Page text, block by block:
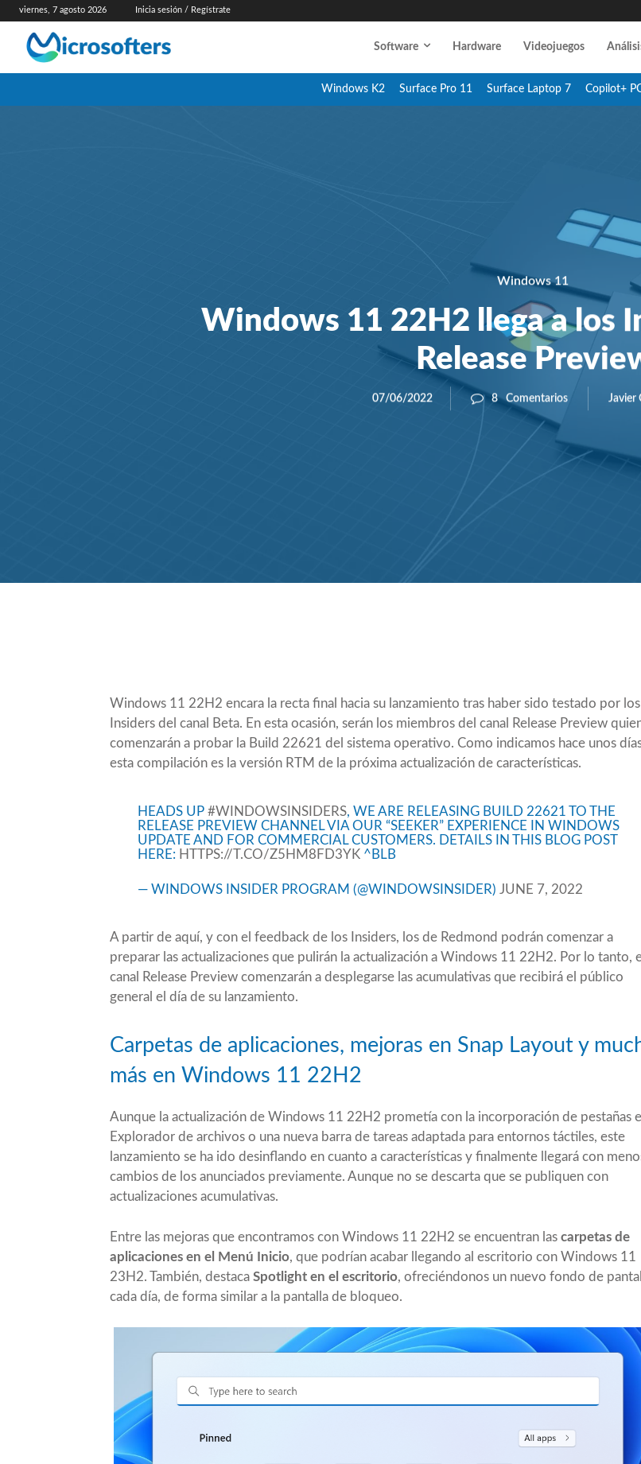
viernes, 7 agosto 2026 Inicia sesión / Regístrate
Software Hardware Videojuegos
Windows K2 Surface Pro 11 Surface Laptop 7 Copilot+
Windows 11
Windows 11 22H2 llega a los
Release
07/06/2022 8 Comentarios Javier
Windows 11 22H2 encara la recta final hacia su lanzamiento tras haber sido testado por los
Insiders del canal Beta. En esta ocasión, serán los miembros del canal Release Preview
comenzarán a probar la Build 22621 del sistema operativo. Como indicamos hace unos
esta compilación es la versión RTM de la próxima actualización de características.
HEADS UP #WINDOWSINSIDERS, WE ARE RELEASING BUILD 22621 TO THE
RELEASE PREVIEW CHANNEL VIA OUR “SEEKER” EXPERIENCE IN WINDOWS
UPDATE AND FOR COMMERCIAL CUSTOMERS. DETAILS IN THIS BLOG POST
HERE: HTTPS://T.CO/Z5HM8FD3YK ^BLB
— WINDOWS INSIDER PROGRAM (@WINDOWSINSIDER) JUNE 7, 2022
A partir de aquí, y con el feedback de los Insiders, los de Redmond podrán comenzar a
preparar las actualizaciones que pulirán la actualización a Windows 11 22H2. Por lo tanto,
canal Release Preview comenzarán a desplegarse las acumulativas que recibirá el público
general el día de su lanzamiento.
Carpetas de aplicaciones, mejoras en Snap Layout y
más en Windows 11 22H2
Aunque la actualización de Windows 11 22H2 prometía con la incorporación de pestañas
Explorador de archivos o una nueva barra de tareas adaptada para entornos táctiles, este
lanzamiento se ha ido desinflando en cuanto a características y finalmente llegará con
cambios de los anunciados previamente. Aunque no se descarta que se publiquen con
actualizaciones acumulativas.
Entre las mejoras que encontramos con Windows 11 22H2 se encuentran las carpetas de
aplicaciones en el Menú Inicio, que podrían acabar llegando al escritorio con Windows 11
23H2. También, destaca Spotlight en el escritorio, ofreciéndonos un nuevo fondo de
cada día, de forma similar a la pantalla de bloqueo.